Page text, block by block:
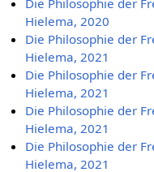
Hielema, 2020
Die Philosophie der
Hielema, 2021
Die Philosophie der
Hielema, 2021
Die Philosophie der
Hielema, 2021
Die Philosophie der
Hielema, 2021